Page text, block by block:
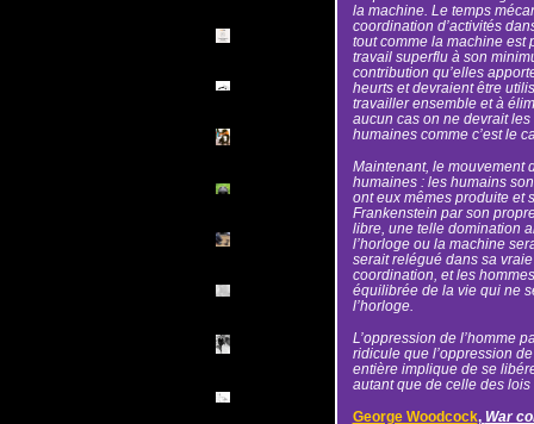
la machine. Le temps
coordination d’activités
tout comme la machine est
travail superflu à son
contribution qu’elles
heurts et devraient être
travailler ensemble et à
aucun cas on ne devrait
humaines comme c’est le
Maintenant, le mouvement
humaines : les humains
ont eux mêmes produite et
Frankenstein par son
libre, une telle domination
l’horloge ou la machine
serait relégué dans sa
coordination, et les
équilibrée de la vie qui ne
l’horloge.
L’oppression de l’homme
ridicule que l’oppression
entière implique de se
autant que de celle des lois
George Woodcock, War